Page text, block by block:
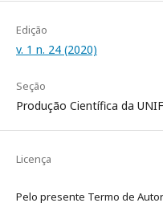
Edição
v. 1 n. 24 (2020)
Seção
Produção Científica da
Licença
Pelo presente Termo de